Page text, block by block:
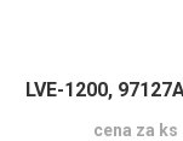
LVE-1200,
cena za ks